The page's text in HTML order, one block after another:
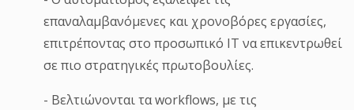
επαναλαμβανόμενες και χρονοβόρες εργασίες,
επιτρέποντας στο προσωπικό ΙΤ να επικεντρωθεί
σε πιο στρατηγικές πρωτοβουλίες.
- Βελτιώνονται τα workflows, με τις